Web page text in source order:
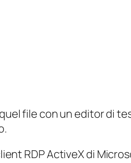
file con un editor di
RDP ActiveX di